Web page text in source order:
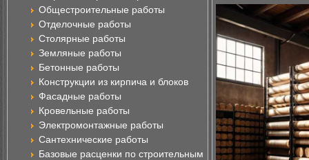
Общестроительные работы
Отделочные работы
Столярные работы
Земляные работы
Бетонные работы
Конструкции из кирпича и блоков
Фасадные работы
Кровельные работы
Электромонтажные работы
Сантехнические работы
Базовые расценки по строительным